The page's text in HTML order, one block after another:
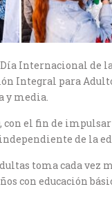
Internacional de
Integral para
y media.
con el fin de
de la
toma cada
con educación